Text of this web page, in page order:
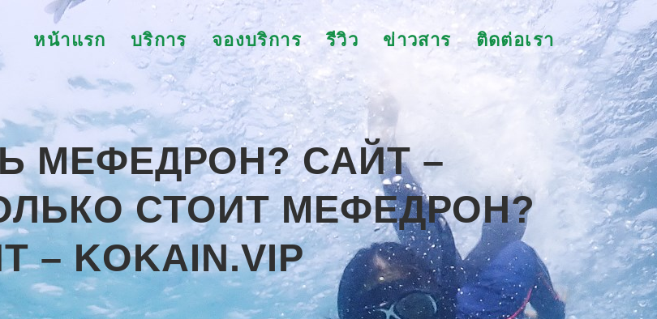
หน้าแรก บริการ จองบริการ รีวิว ข่าวสาร ติดต่อเรา
МЕФЕДРОН? САЙТ –
СТОИТ МЕФЕДРОН?
– KOKAIN.VIP